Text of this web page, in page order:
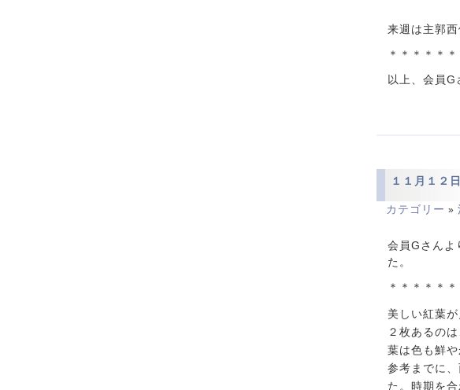
来週は主郭西
＊＊＊＊＊
以上、会員G
１１月１２
カテゴリー »
会員Gさんよ
た。
＊＊＊＊＊
美しい紅葉
２枚あるの
葉は色も鮮や
参考までに
た。時期を